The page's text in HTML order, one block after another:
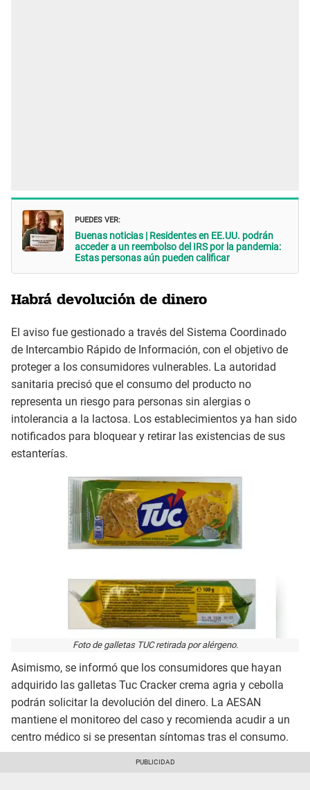
PUEDES VER:
Buenas noticias | Residentes en EE.UU. podrán
acceder a un reembolso del IRS por la pandemia:
Estas personas aún pueden calificar
Habrá devolución de dinero
El aviso fue gestionado a través del Sistema Coordinado
de Intercambio Rápido de Información, con el objetivo de
proteger a los consumidores vulnerables. La autoridad
sanitaria precisó que el consumo del producto no
representa un riesgo para personas sin alergias o
intolerancia a la lactosa. Los establecimientos ya han sido
notificados para bloquear y retirar las existencias de sus
estanterías.
Foto de galletas TUC retirada por alérgeno.
Asimismo, se informó que los consumidores que hayan
adquirido las galletas Tuc Cracker crema agria y cebolla
podrán solicitar la devolución del dinero. La AESAN
mantiene el monitoreo del caso y recomienda acudir a un
centro médico si se presentan síntomas tras el consumo.